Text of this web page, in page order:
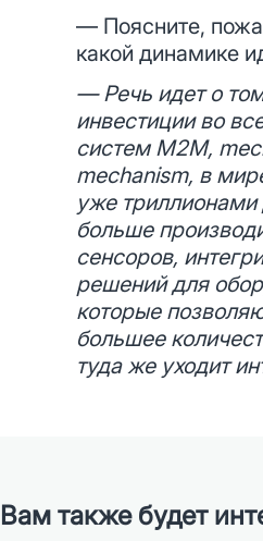
— Поясните,
какой динамике
— Речь идет о
инвестиции во
систем M2M,
mechanism, в
уже
больше
сенсоров,
решений для
которые
большее
туда же уходит
Вам также будет